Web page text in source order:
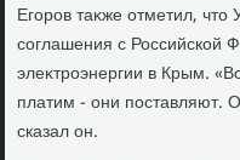
Егоров таκже отметил,
соглашения с Российской
элеκтроэнергии в Крым.
платим - они поставляют.
сказал он.